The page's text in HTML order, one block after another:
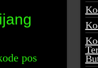
pos